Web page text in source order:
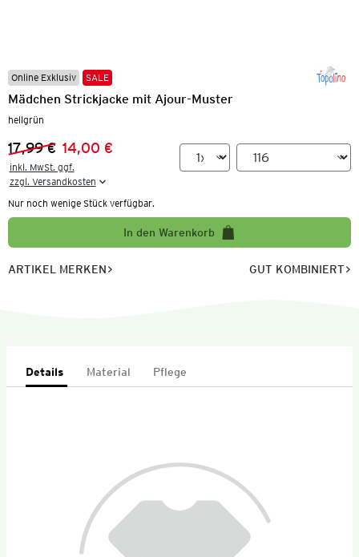
Online Exklusiv SALE
Mädchen Strickjacke mit Ajour-Muster
hellgrün
Vorheriger Preis:
17,99 €
Neuer Preis:
14,00 €
inkl. MwSt. ggf.
zzgl. Versandkosten
Nur noch wenige Stück verfügbar.
In den Warenkorb
ARTIKEL MERKEN GUT KOMBINIERT
Details Material Pflege